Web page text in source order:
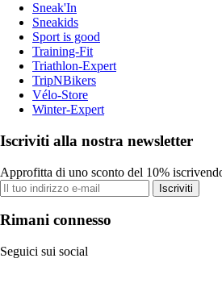
Sneak'In
Sneakids
Sport is good
Training-Fit
Triathlon-Expert
TripNBikers
Vélo-Store
Winter-Expert
Iscriviti alla nostra newsletter
Approfitta di uno sconto del 10%
Iscriviti
Rimani connesso
Seguici sui social